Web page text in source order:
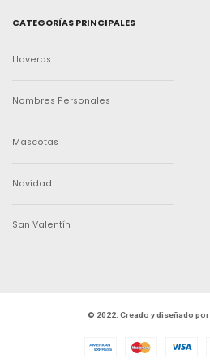
CATEGORÍAS PRINCIPALES
Llaveros
Nombres Personales
Mascotas
Navidad
San Valentín
© 2022. Creado y diseñado por